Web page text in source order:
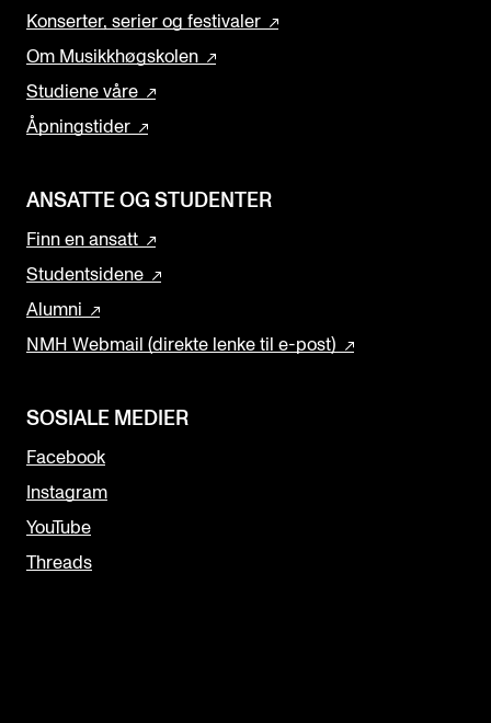
Konserter, serier og festivaler
Om Musikkhøgskolen
Studiene våre
Åpningstider
ANSATTE OG STUDENTER
Finn en ansatt
Studentsidene
Alumni
NMH Webmail (direkte lenke til e-post)
SOSIALE MEDIER
Facebook
Instagram
YouTube
Threads